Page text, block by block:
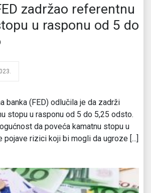
zadržao referentnu
u rasponu od 5 do
banka (FED) odlučila je da zadrži
stopu u rasponu od 5 do 5,25 odsto.
da poveća kamatnu stopu u
pojave rizici koji bi mogli da ugroze [...]